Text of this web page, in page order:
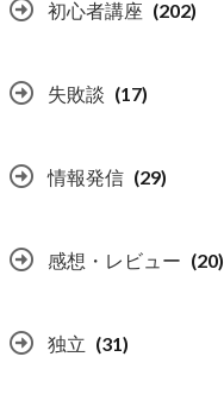
初心者講座 (202)
失敗談 (17)
情報発信 (29)
感想・レビュー (20)
独立 (31)